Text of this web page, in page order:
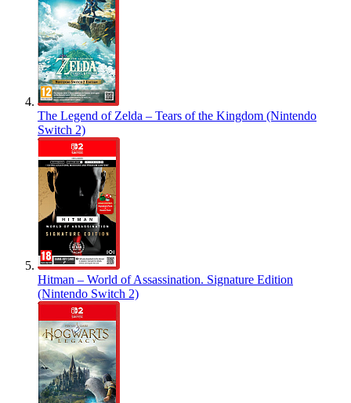
The Legend of Zelda – Tears of the Kingdom (Nintendo
Switch 2)
Hitman – World of Assassination. Signature Edition
(Nintendo Switch 2)